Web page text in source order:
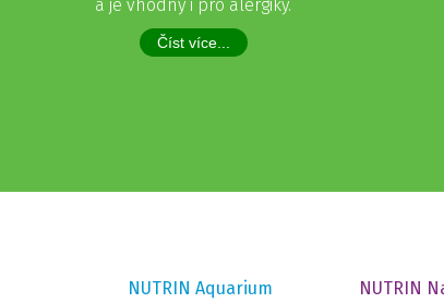
a je vhodný i pro alergiky.
Číst více...
NUTRIN Aquarium
NUTRIN